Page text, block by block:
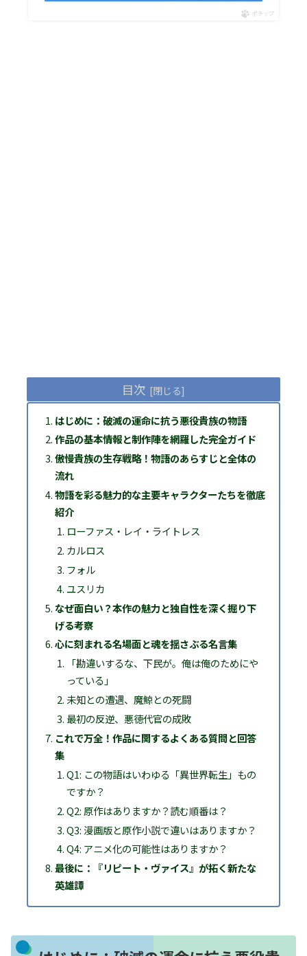
ポチップ
目次
はじめに：破滅の運命に抗う悪役貴族の物語
作品の基本情報と制作陣を網羅した完全ガイド
傲慢貴族の生存戦略！物語のあらすじと全体の
流れ
物語を彩る魅力的な主要キャラクターたちを徹底
紹介
ローファス・レイ・ライトレス
カルロス
フォル
ユスリカ
なぜ面白い？本作の魅力と独自性を深く掘り下
げる考察
心に刻まれる名場面と魂を揺さぶる名言集
「勘違いするな、下民が。俺は俺のためにや
っている」
未知との遭遇、魔鯨との死闘
最初の反逆、悪徳代官の成敗
これで万全！作品に関するよくある質問と回答
集
Q1: この物語はいわゆる「異世界転生」もの
ですか？
Q2: 原作はありますか？読む順番は？
Q3: 漫画版と原作小説で違いはありますか？
Q4: アニメ化の可能性はありますか？
最後に：『リピート・ヴァイス』が拓く新たな
英雄譚